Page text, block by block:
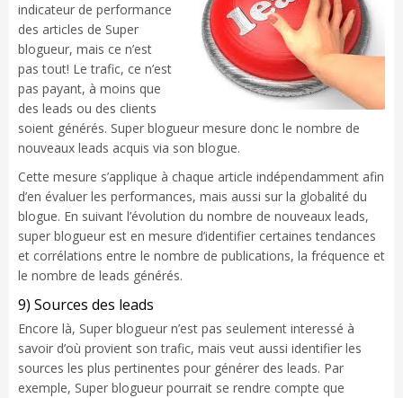
indicateur de performance
des articles de Super
blogueur, mais ce n’est
pas tout! Le trafic, ce n’est
pas payant, à moins que
des leads ou des clients
soient générés. Super blogueur mesure donc le nombre de
nouveaux leads acquis via son blogue.
Cette mesure s’applique à chaque article indépendamment afin
d’en évaluer les performances, mais aussi sur la globalité du
blogue. En suivant l’évolution du nombre de nouveaux leads,
super blogueur est en mesure d’identifier certaines tendances
et corrélations entre le nombre de publications, la fréquence et
le nombre de leads générés.
9) Sources des leads
Encore là, Super blogueur n’est pas seulement interessé à
savoir d’où provient son trafic, mais veut aussi identifier les
sources les plus pertinentes pour générer des leads. Par
exemple, Super blogueur pourrait se rendre compte que